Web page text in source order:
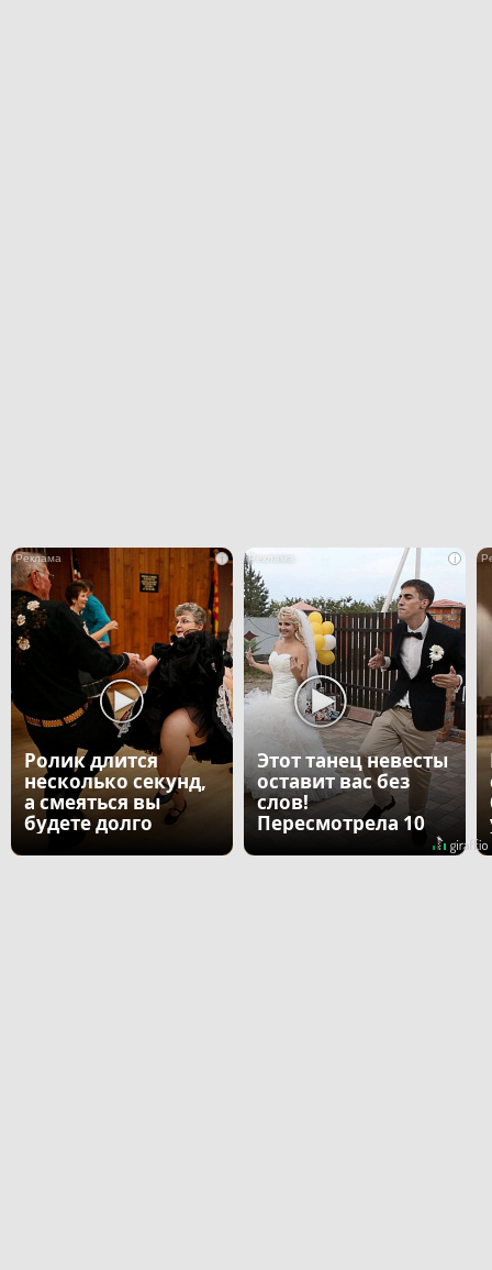
i
Ролик длится
несколько секунд,
а смеяться вы
будете долго
i
Этот танец невесты
оставит вас без
слов!
Пересмотрела 10